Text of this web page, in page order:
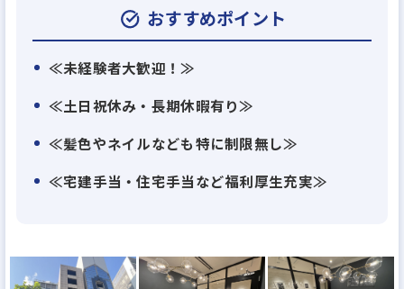
不動産業界の経験は問いません。
事務職の残業はほぼございません。
ご興味がありましたらぜひご応募ください。
おすすめポイント
≪未経験者大歓迎！≫
≪土日祝休み・長期休暇有り≫
≪髪色やネイルなども特に制限無し≫
≪宅建手当・住宅手当など福利厚生充実≫